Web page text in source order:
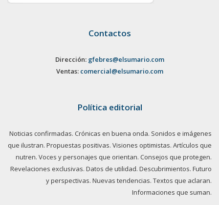
Contactos
Dirección: gfebres@elsumario.com
Ventas: comercial@elsumario.com
Política editorial
Noticias confirmadas. Crónicas en buena onda. Sonidos e imágenes
que ilustran. Propuestas positivas. Visiones optimistas. Artículos que
nutren. Voces y personajes que orientan. Consejos que protegen.
Revelaciones exclusivas. Datos de utilidad. Descubrimientos. Futuro
y perspectivas. Nuevas tendencias. Textos que aclaran.
Informaciones que suman.